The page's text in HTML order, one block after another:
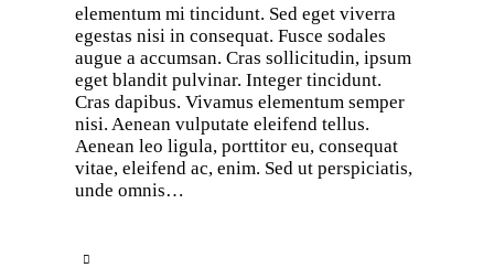
elementum mi tincidunt. Sed eget viverra
egestas nisi in consequat. Fusce sodales
augue a accumsan. Cras sollicitudin, ipsum
eget blandit pulvinar. Integer tincidunt.
Cras dapibus. Vivamus elementum semper
nisi. Aenean vulputate eleifend tellus.
Aenean leo ligula, porttitor eu, consequat
vitae, eleifend ac, enim. Sed ut perspiciatis,
unde omnis…